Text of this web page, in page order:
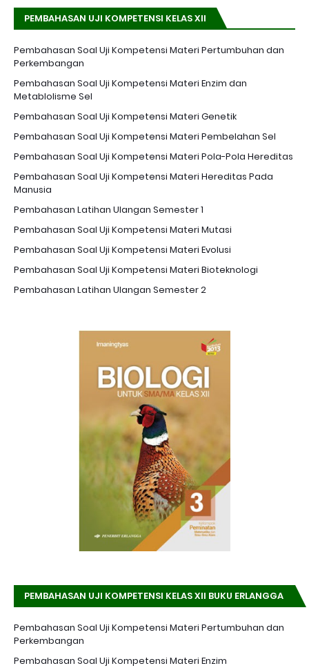
PEMBAHASAN UJI KOMPETENSI KELAS XII
Pembahasan Soal Uji Kompetensi Materi Pertumbuhan dan
Perkembangan
Pembahasan Soal Uji Kompetensi Materi Enzim dan
Metablolisme Sel
Pembahasan Soal Uji Kompetensi Materi Genetik
Pembahasan Soal Uji Kompetensi Materi Pembelahan Sel
Pembahasan Soal Uji Kompetensi Materi Pola-Pola Hereditas
Pembahasan Soal Uji Kompetensi Materi Hereditas Pada
Manusia
Pembahasan Latihan Ulangan Semester 1
Pembahasan Soal Uji Kompetensi Materi Mutasi
Pembahasan Soal Uji Kompetensi Materi Evolusi
Pembahasan Soal Uji Kompetensi Materi Bioteknologi
Pembahasan Latihan Ulangan Semester 2
PEMBAHASAN UJI KOMPETENSI KELAS XII BUKU ERLANGGA
Pembahasan Soal Uji Kompetensi Materi Pertumbuhan dan
Perkembangan
Pembahasan Soal Uji Kompetensi Materi Enzim